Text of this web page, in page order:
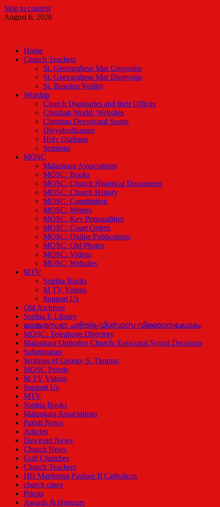
Skip to content
August 6, 2026
Home
Church Teachers
St. Geevarghese Mar Gregorios
St. Geevarghese Mar Dionysius
St. Baselios Yeldho
Worship
Church Dignitaries and their Offices
Christian World: Websites
Christian Devotional Songs
Divyabodhanam
Holy Qurbana
Sermons
MOSC
Malankara Associations
MOSC: Books
MOSC: Church Historical Documents
MOSC: Church History
MOSC: Constitution
MOSC: Writers
MOSC: Key Personalities
MOSC: Court Orders
MOSC: Online Publications
MOSC: Old Photos
MOSC: Videos
MOSC: Websites
MTV
Sophia Books
M TV Videos
Support Us
Old Archives
Sophia E Library
മലങ്കരസഭാ ചരിത്ര-വിശ്വാസ വിജ്ഞാനകോശം
MOSC: Telephone Directory
Malankara Orthodox Church: Episcopal Synod Decisions
Submissions
Writings of Georgy S. Thomas
MOSC Priests
M TV Videos
Support Us
MTV
Sophia Books
Malankara Associations
Parish News
Articles
Diocesan News
Church News
Gulf Churches
Church Teachers
HH Marthoma Paulose II Catholicos
church cases
Priests
Awards & Honours